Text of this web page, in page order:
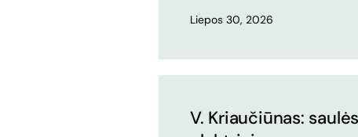
Liepos 30, 2026
V. Kriaučiūnas: saulės